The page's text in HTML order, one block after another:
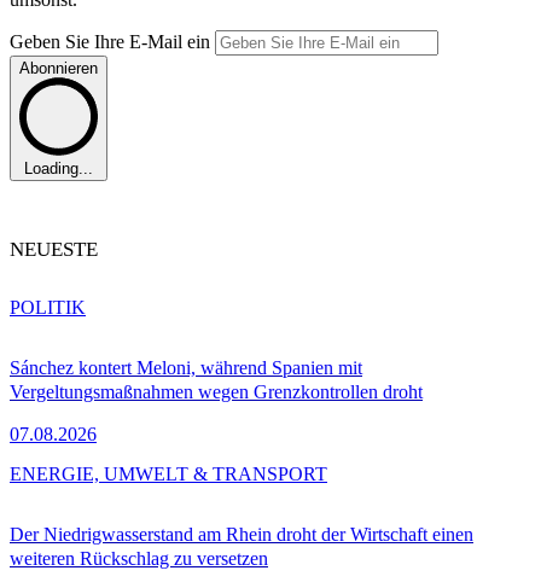
Geben Sie Ihre E-Mail ein
Abonnieren
Loading...
NEUESTE
Sánchez kontert Meloni, während Spanien mit
Vergeltungsmaßnahmen wegen Grenzkontrollen droht
07.08.2026
POLITIK
Der Niedrigwasserstand am Rhein droht der Wirtschaft einen
weiteren Rückschlag zu versetzen
ENERGIE, UMWELT & TRANSPORT